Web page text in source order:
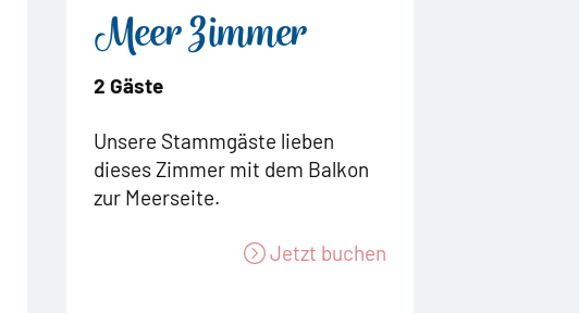
Meer Zimmer
2 Gäste
Unsere Stammgäste lieben
dieses Zimmer mit dem Balkon
zur Meerseite.
Jetzt buchen